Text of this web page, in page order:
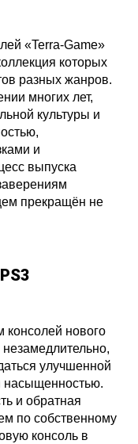
«Terra-Game»
которых
разных жанров.
многих лет,
культуры и
и
выпуска
прекращён не
консолей нового
улучшенной
насыщенностью.
и обратная
по собственному
консоль в